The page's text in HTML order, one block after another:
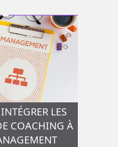
LES
COACHING À